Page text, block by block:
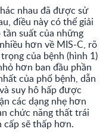
nhau đã được sử
điều này có thể giải
suất của những
hơn về MIS-C, rõ
của bệnh (hình 1)
hơn ban đầu phần
của phổ bệnh, dẫn
suy hô hấp được
các dạng nhẹ hơn
chức năng thất trái
sẽ thấp hơn.